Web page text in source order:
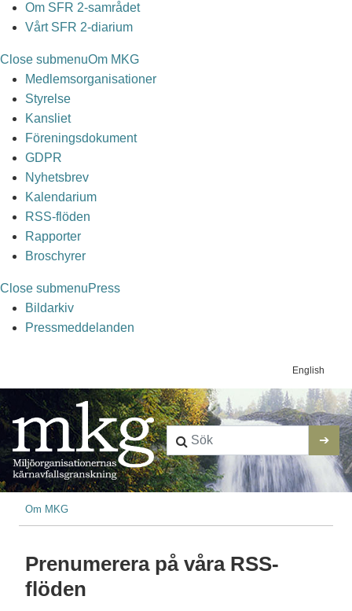
Om SFR 2-samrådet
Vårt SFR 2-diarium
Close submenuOm MKG
Medlemsorganisationer
Styrelse
Kansliet
Föreningsdokument
GDPR
Nyhetsbrev
Kalendarium
RSS-flöden
Rapporter
Broschyrer
Close submenuPress
Bildarkiv
Pressmeddelanden
English
Länkstig
Om MKG
Prenumerera på våra RSS-
flöden